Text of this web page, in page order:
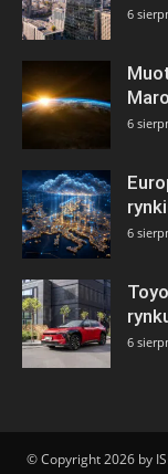
6
6
6
6
© Copyright 2026 by